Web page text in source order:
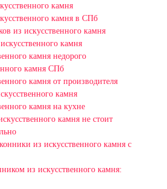
камня
камня в СПб
из искусственного камня
камня
камня недорого
камня СПб
камня от производителя
камня
камня на кухне
камня не стоит
из искусственного камня с
из искусственного камня: